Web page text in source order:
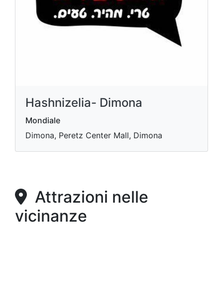
Hashnizelia- Dimona
Mondiale
Dimona, Peretz Center Mall, Dimona
Attrazioni nelle
vicinanze